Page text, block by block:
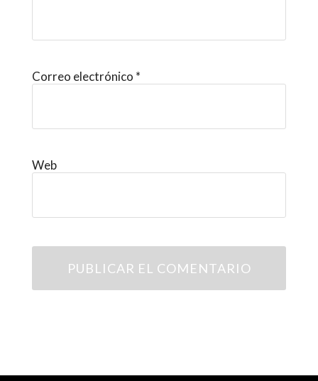
Correo electrónico *
Web